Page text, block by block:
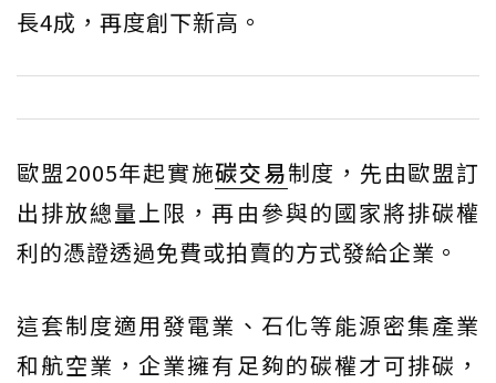
長4成，再度創下新高。
歐盟2005年起實施碳交易制度，先由歐盟訂
出排放總量上限，再由參與的國家將排碳權
利的憑證透過免費或拍賣的方式發給企業。
這套制度適用發電業、石化等能源密集產業
和航空業，企業擁有足夠的碳權才可排碳，